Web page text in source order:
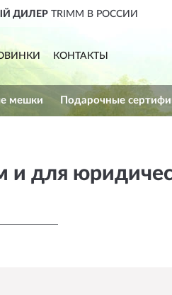
ДИЛЕРTRIMM В РОССИИ
КОНТАКТЫ
мешки Подарочные
и для